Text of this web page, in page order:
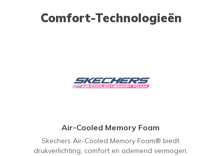
Comfort-Technologieën
Air-Cooled Memory Foam
Skechers Air-Cooled Memory Foam® biedt
drukverlichting, comfort en ademend vermogen.